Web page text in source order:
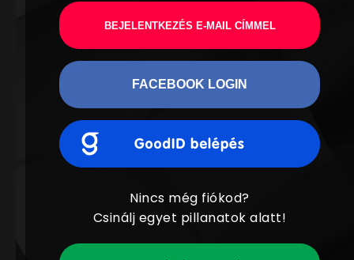
BEJELENTKEZÉS E-MAIL CÍMMEL
FACEBOOK LOGIN
Nincs még fiókod?
Csinálj egyet pillanatok alatt!